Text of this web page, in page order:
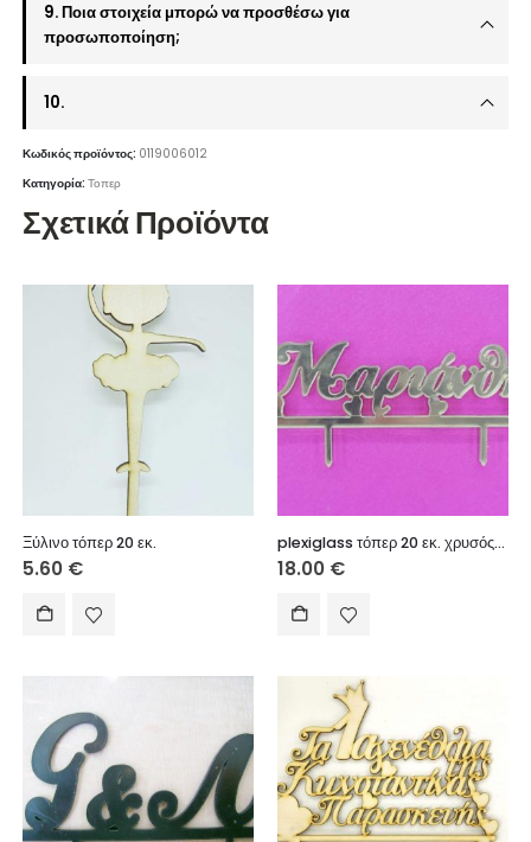
9. Ποια στοιχεία μπορώ να προσθέσω για
προσωποποίηση;
10.
Κωδικός προϊόντος: 0119006012
Κατηγορία:Τοπερ
Σχετικά Προϊόντα
Ξύλινο τόπερ 20 εκ.
5.60 €
plexiglass τόπερ 20 εκ. χρυσός καθρέφτης
18.00 €